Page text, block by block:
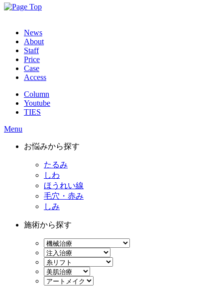
News
About
Staff
Price
Case
Access
Column
Youtube
TIES
Menu
お悩みから探す
たるみ
しわ
ほうれい線
毛穴・赤み
しみ
施術から探す